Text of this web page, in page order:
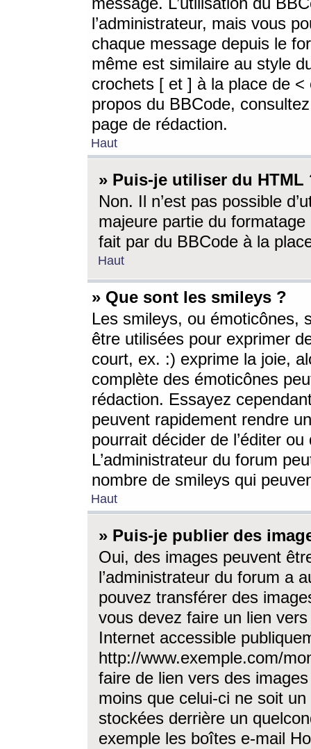
l’administrateur, mais vous
chaque message depuis le
même est similaire au style
crochets [ et ] à la place de <
propos du BBCode,
page de rédaction.
Haut
» Puis-je utiliser du HTML
Non. Il n’est pas possible
majeure partie du
fait par du BBCode à la
Haut
» Que sont les smileys ?
Les smileys, ou émoticônes,
être utilisées pour exprimer
court, ex. :) exprime la joie,
complète des émoticônes
rédaction. Essayez
peuvent rapidement rendre
pourrait décider de l’éditer
L’administrateur du forum
nombre de smileys qui
Haut
» Puis-je publier des
Oui, des images peuvent
l’administrateur du forum a
pouvez transférer des
vous devez faire un lien
Internet accessible
http://www.exemple.com/
faire de lien vers des
moins que celui-ci ne soit
stockées derrière un
exemple les boîtes e-mail